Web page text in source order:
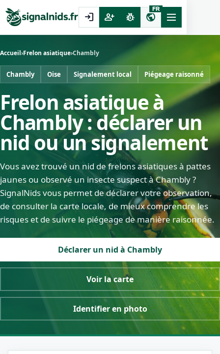
login person_add pest_control public
FR
Accueil›Frelon asiatique›Chambly
Chambly Oise Signalement local Piégeage raisonné
Frelon asiatique à
Chambly : déclarer un
nid ou un signalement
Vous avez trouvé un nid de frelons asiatiques à pattes
jaunes ou observé un insecte suspect à Chambly ?
SignalNids vous permet de déclarer votre observation,
de consulter la carte locale, de mieux comprendre les
risques et de suivre le piégeage de manière raisonnée.
Déclarer un nid à Chambly
Voir la carte
Identifier en photo